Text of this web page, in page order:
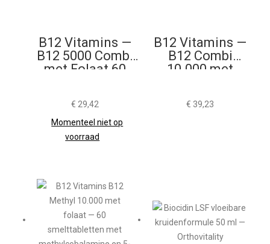
B12 Vitamins —
B12 5000 Combi
met Folaat 60
€ 29,42
Momenteel niet op
voorraad
B12 Vitamins —
B12 Combi
10.000 met
Smelttabletten
€ 39,23